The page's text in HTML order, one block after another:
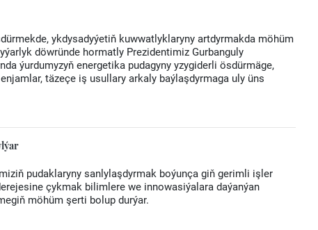
ykdysadyýetiň kuwwatlyklaryny artdyrmakda möhüm
döwründe hormatly Prezidentimiz Gurbanguly
ýurdumyzyň energetika pudagyny yzygiderli ösdürmäge,
täzeçe iş usullary arkaly baýlaşdyrmaga uly üns
pudaklaryny sanlylaşdyrmak boýunça giň gerimli işler
çykmak bilimlere we innowasiýalara daýanýan
möhüm şerti bolup durýar.